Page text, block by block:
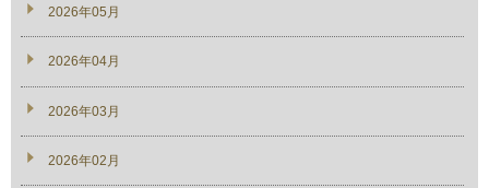
2026年05月
2026年04月
2026年03月
2026年02月